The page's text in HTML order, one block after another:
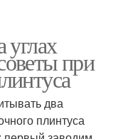
углах
при
два
плинтуса